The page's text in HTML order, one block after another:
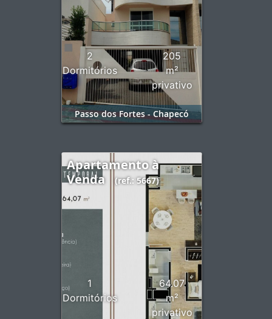
2
Dormitórios
205
m²
privativo
Passo dos Fortes - Chapecó
Apartamento à
Venda
(ref.: 5667)
1
Dormitórios
64.07
m²
privativo